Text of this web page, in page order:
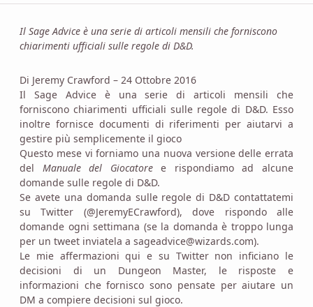
Il Sage Advice è una serie di articoli mensili che forniscono
chiarimenti ufficiali sulle regole di D&D.
Di Jeremy Crawford – 24 Ottobre 2016
Il Sage Advice è una serie di articoli mensili che
forniscono chiarimenti ufficiali sulle regole di D&D. Esso
inoltre fornisce documenti di riferimenti per aiutarvi a
gestire più semplicemente il gioco
Questo mese vi forniamo una nuova versione delle errata
del Manuale del Giocatoree rispondiamo ad alcune
domande sulle regole di D&D.
Se avete una domanda sulle regole di D&D contattatemi
su Twitter (@JeremyECrawford), dove rispondo alle
domande ogni settimana (se la domanda è troppo lunga
per un tweet inviatela a sageadvice@wizards.com).
Le mie affermazioni qui e su Twitter non inficiano le
decisioni di un Dungeon Master, le risposte e
informazioni che fornisco sono pensate per aiutare un
DM a compiere decisioni sul gioco.